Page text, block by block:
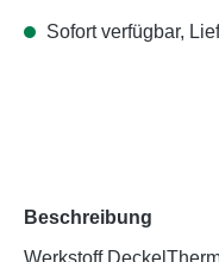
Sofort verfügbar,
Beschreibung